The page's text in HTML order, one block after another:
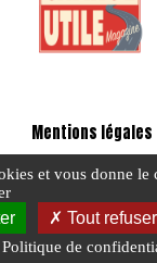
Mentions légales
-
A propos - FAQ
et vous donne le
Tout refuser
Politique de